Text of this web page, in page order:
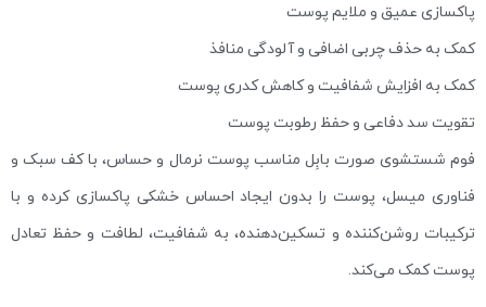
پاکسازی عمیق و ملایم پوست
کمک به حذف چربی اضافی و آلودگی منافذ
کمک به افزایش شفافیت و کاهش کدری پوست
تقویت سد دفاعی و حفظ رطوبت پوست
فوم شستشوی صورت بابِل مناسب پوست نرمال و حساس، با کف سبک و
فناوری میسل، پوست را بدون ایجاد احساس خشکی پاکسازی کرده و با
ترکیبات روشن‌کننده و تسکین‌دهنده، به شفافیت، لطافت و حفظ تعادل
پوست کمک می‌کند.